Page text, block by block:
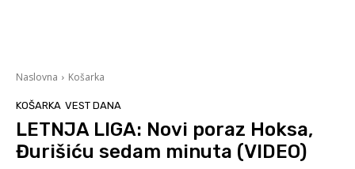
Naslovna Košarka
KOŠARKA VEST DANA
LETNJA LIGA: Novi poraz Hoksa,
Đurišiću sedam minuta (VIDEO)